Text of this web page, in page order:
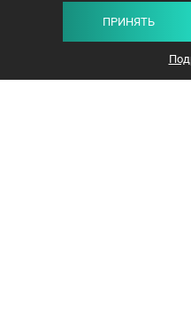
ПРИНЯТЬ